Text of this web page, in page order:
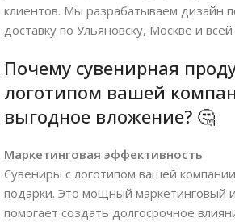
клиентов. Мы разрабатываем дизайн
доставку по Ульяновску, Москве и
Почему сувенирная
логотипом вашей
выгодное вложение? 🤔
Маркетинговая эффективность
Сувениры с логотипом вашей
подарки. Это мощный маркетинговый
помогает создать долгосрочное